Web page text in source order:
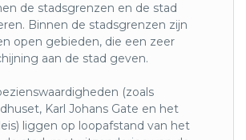
de stadsgrenzen en de stad
Binnen de stadsgrenzen zijn
open gebieden, die een zeer
aan de stad geven.
(zoals
Karl Johans Gate en het
liggen op loopafstand van het